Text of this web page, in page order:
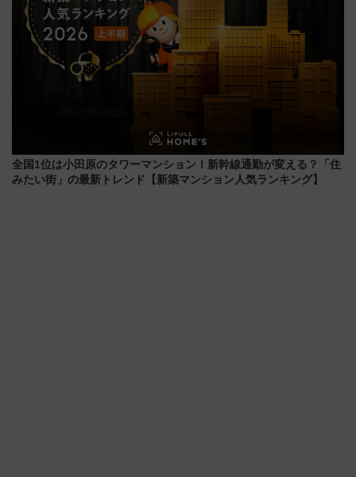
全国1位は小田原のタワーマンション！新幹線通勤が変える？「住
みたい街」の最新トレンド【新築マンション人気ランキング】